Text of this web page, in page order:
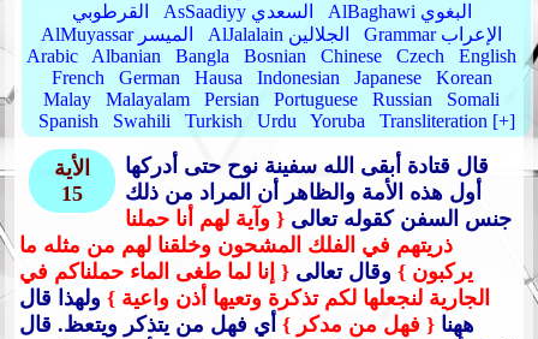
القرطوبي
AsSaadiyy السعدي
AlBaghawi البغوي
AlMuyassar الميسر
AlJalalain الجلالين
Grammar الإعراب
Arabic
Albanian Bangla Bosnian Chinese Czech
English
French
German Hausa Indonesian Japanese
Korean
Malay
Malayalam Persian Portuguese Russian
Somali
Spanish
Swahili Turkish Urdu Yoruba Transliteration [+]
الأية
15
قال قتادة أبقى الله سفينة نوح حتى أدركها
أول هذه الأمة والظاهر أن المراد من ذلك
جنس السفن كقوله تعالى { وآية لهم أنا حملنا
ذريتهم في الفلك المشحون وخلقنا لهم من مثله ما
يركبون } وقال تعالى { إنا لما طغى الماء حملناكم في
الجارية لنجعلها لكم تذكرة وتعيها أذن واعية } ولهذا قال
ههنا { فهل من مدكر } أي فهل من يتذكر ويتعظ. قال